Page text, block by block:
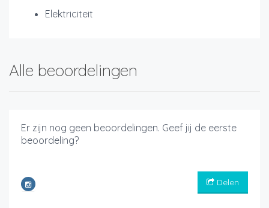
Elektriciteit
Alle beoordelingen
Er zijn nog geen beoordelingen. Geef jij de eerste
beoordeling?
Delen